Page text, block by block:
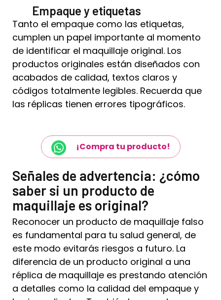
Empaque y etiquetas
Tanto el empaque como las etiquetas,
cumplen un papel importante al momento
de identificar el maquillaje original. Los
productos originales están diseñados con
acabados de calidad, textos claros y
códigos totalmente legibles. Recuerda que
las réplicas tienen errores tipográficos.
¡Compra tu producto!
Señales de advertencia: ¿cómo
saber si un producto de
maquillaje es original​?
Reconocer un producto de maquillaje falso
es fundamental para tu salud general, de
este modo evitarás riesgos a futuro. La
diferencia de un producto original a una
réplica de maquillaje es prestando atención
a detalles como la calidad del empaque y